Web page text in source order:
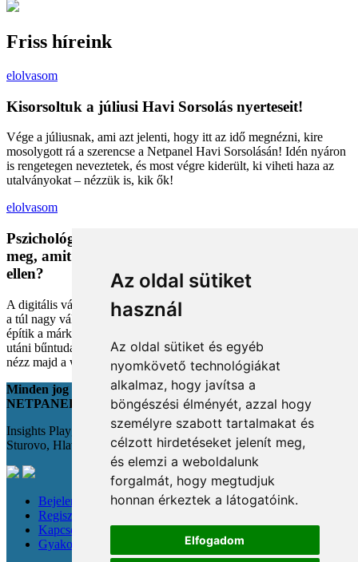
Az oldal sütiket
használ
Az oldal sütiket és egyéb
nyomkövető technológiákat
alkalmaz, hogy javítsa a
böngészési élményét, azzal hogy
személyre szabott tartalmakat és
célzott hirdetéseket jelenít meg,
és elemzi a weboldalunk
forgalmát, hogy megtudjuk
honnan érkeztek a látogatóink.
Elfogadom
Friss híreink
elolvasom
Kisorsoltuk a júliusi Havi Sorsolás nyerteseit!
Vége a júliusnak, ami azt jelenti, hogy itt az idő megnézni, kire
mosolygott rá a szerencse a Netpanel Havi Sorsolásán! Idén nyáron
is rengetegen neveztetek, és most végre kiderült, ki viheti haza az
utalványokat – nézzük is, kik ők!
elolvasom
Pszichológiai trükkök a kosárban: Miért vesszük
meg, amit megveszünk, és mit tehetünk a bűntudat
ellen?
A digitális vásárlás kényelmes, de tele van pszichológiai csapdákkal
a túl nagy választéktól a hosszas böngészésig. Megmutatjuk, hogyan
építik a márkák a bizalmadat online, és miként kerüld el a vásárlás
utáni bűntudatot tudatos döntésekkel. Készülj fel, hogy máshogy
nézz majd a webshopokra!
Minden jog fenntartva
NETPANEL
Insights Playground s.r.o.;
Sturovo, Hlavná 22., 943 01
Bejelentkezés
Regisztráció
Kapcsolat
Gyakori kérdések